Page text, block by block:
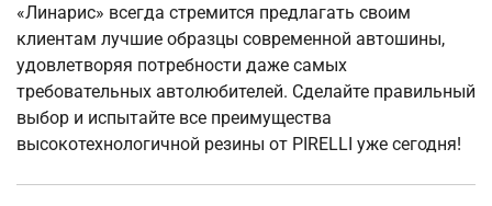
«Линарис» всегда стремится предлагать своим
клиентам лучшие образцы современной автошины,
удовлетворяя потребности даже самых
требовательных автолюбителей. Сделайте правильный
выбор и испытайте все преимущества
высокотехнологичной резины от PIRELLI уже сегодня!